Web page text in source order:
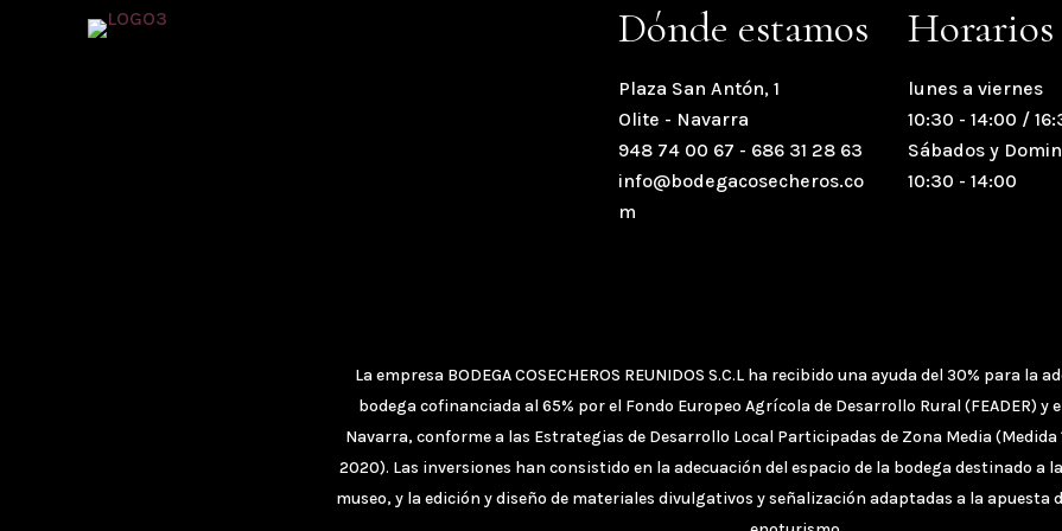
Dónde estamos
Plaza San Antón, 1
Olite - Navarra
948 74 00 67 - 686 31 28 63
info@bodegacosecheros.co
m
Horarios
lunes a viernes
10:30 - 14:00 /
Sábados y
10:30 - 14:00
La empresa BODEGA COSECHEROS REUNIDOS S.C.Lha recibido una ayuda del 30% para la
bodega cofinanciada al 65% por el Fondo Europeo Agrícola de Desarrollo Rural (FEADER) y
Navarra, conforme a las Estrategias de Desarrollo Local Participadas de Zona Media (Medida
2020). Las inversiones han consistido en la adecuación del espacio de la bodega destinado a
museo, y la edición y diseño de materiales divulgativos y señalización adaptadas a la apuesta